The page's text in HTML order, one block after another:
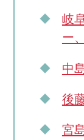
岐
ー
中
後
宮